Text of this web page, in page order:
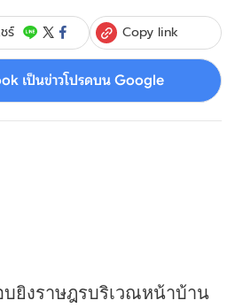
ร์ Copy link
เป็นข่าวโปรดบน Google
บยิงราษฎรบริเวณหน้าบ้าน